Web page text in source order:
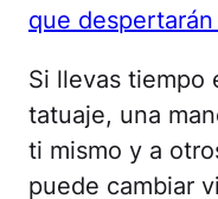
que
Si llevas tiempo
tatuaje, una
ti mismo y a
puede cambiar